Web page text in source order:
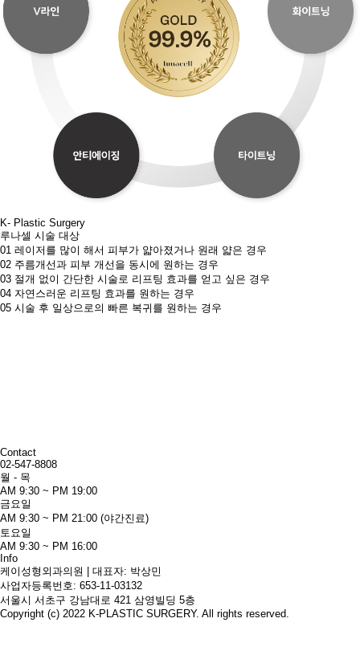
K- Plastic Surgery
루나셀 시술 대상
01 레이저를 많이 해서 피부가 얇아졌거나 원래 얇은 경우
02 주름개선과 피부 개선을 동시에 원하는 경우​
03 절개 없이 간단한 시술로 리프팅 효과를 얻고 싶은 경우​
04 자연스러운 리프팅 효과를 원하는 경우​
05 시술 후 일상으로의 빠른 복귀를 원하는 경우​
Contact
02-547-8808
월 - 목
AM 9:30 ~ PM 19:00
금요일
AM 9:30 ~ PM 21:00 (야간진료)
토요일
AM 9:30 ~ PM 16:00
Info
케이성형외과의원 | 대표자: 박상민
사업자등록번호: 653-11-03132
서울시 서초구 강남대로 421 삼영빌딩 5층
Copyright (c) 2022 K-PLASTIC SURGERY. All rights reserved.